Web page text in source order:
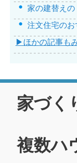
家の建替えの
注文住宅の
▶ほかの記事も
家づく
複数ハ